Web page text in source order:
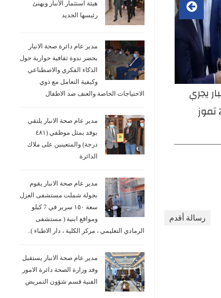
مدير عام دائرة صحة الأنبار الدكتور
خضير خلف شلال يستقبل اليوم
الثلاثاء 28 تموز 2026 عدداً من
المواطنين والموظفين ضمن نهج
الباب المفتوح، مؤكداً أهمية
تسهيل الإجراءات وإنجاز المعاملات
وفق الضوابط والتعليمات النافذة.
يجري
اليوم الأحد الموافق 26 تموز
على آلية
وإنجاز
رسالة أقدم
هيئة استثمار الأنبار ويهنئ
رئيسها الجديد
مدير عام دائرة صحة الانبار
يحضر ندوة ثقافية حوارية حول
الذكاء الفكري والاصطناعي
وكيفية التعامل مع ذوي
الاحتياجات الخاصة والعنف ضد الاطفال
مدير عام صحة الانبار يلتقي
بوفد يمثل موظفي (٤٨١
درجة) والمتعينين على ملاك
الدائرة
مدير عام صحة الانبار يقوم
بجولة شملت مستشفى العزل
سعة ١٥٠ سرير في 7 كيلو
ومواقع ابنية ( مستشفى
الرمادي التعليمي ، مركز الكلية ، دار الاطباء )..
مدير عام صحة الانبار يستقبل
وفد وزارة الصحة دائرة الامور
الفنية قسم شؤون التمريض